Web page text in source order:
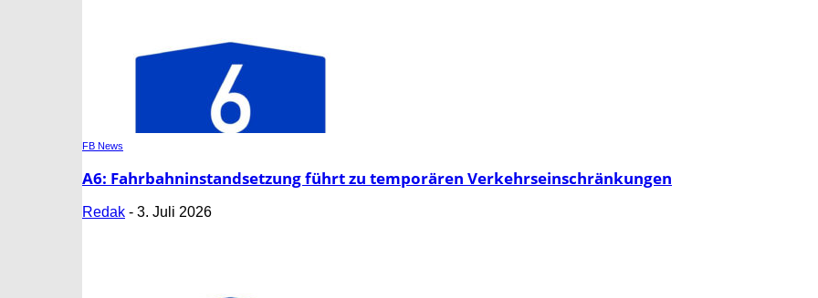
FB News
A6: Fahrbahninstandsetzung führt zu temporären Verkehrseinschränkungen
Redak - 3. Juli 2026